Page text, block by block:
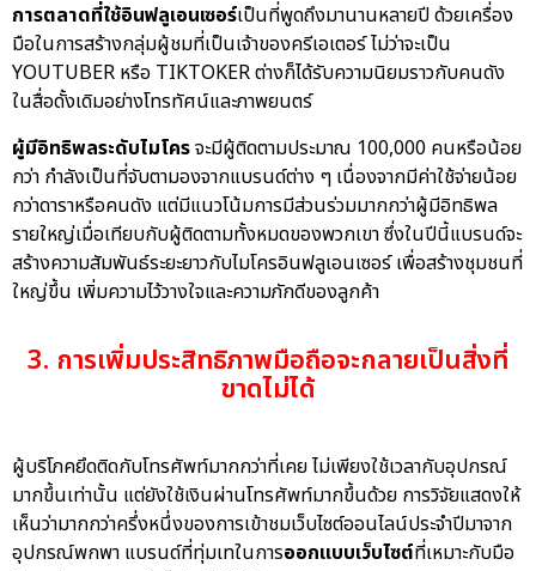
การตลาดที่ใช้อินฟลูเอนเซอร์เป็นที่พูดถึงมานานหลายปี ด้วยเครื่อง
มือในการสร้างกลุ่มผู้ชมที่เป็นเจ้าของครีเอเตอร์ ไม่ว่าจะเป็น
YOUTUBER หรือ TIKTOKER ต่างก็ได้รับความนิยมราวกับคนดัง
ในสื่อดั้งเดิมอย่างโทรทัศน์และภาพยนตร์
ผู้มีอิทธิพลระดับไมโครจะมีผู้ติดตามประมาณ 100,000 คนหรือน้อย
กว่า กำลังเป็นที่จับตามองจากแบรนด์ต่าง ๆ เนื่องจากมีค่าใช้จ่ายน้อย
กว่าดาราหรือคนดัง แต่มีแนวโน้มการมีส่วนร่วมมากกว่าผู้มีอิทธิพล
รายใหญ่เมื่อเทียบกับผู้ติดตามทั้งหมดของพวกเขา ซึ่งในปีนี้แบรนด์จะ
สร้างความสัมพันธ์ระยะยาวกับไมโครอินฟลูเอนเซอร์ เพื่อสร้างชุมชนที่
ใหญ่ขึ้น เพิ่มความไว้วางใจและความภักดีของลูกค้า
3. การเพิ่มประสิทธิภาพมือถือจะกลายเป็นสิ่งที่
ขาดไม่ได้
ผู้บริโภคยึดติดกับโทรศัพท์มากกว่าที่เคย ไม่เพียงใช้เวลากับอุปกรณ์
มากขึ้นเท่านั้น แต่ยังใช้เงินผ่านโทรศัพท์มากขึ้นด้วย การวิจัยแสดงให้
เห็นว่ามากกว่าครึ่งหนึ่งของการเข้าชมเว็บไซต์ออนไลน์ประจำปีมาจาก
อุปกรณ์พกพา แบรนด์ที่ทุ่มเทในการออกแบบเว็บไซต์ที่เหมาะกับมือ